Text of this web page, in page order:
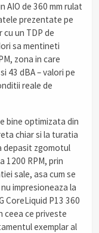
AIO de 360 mm rulat
prezentate pe
un TDP de
sa mentineti
zona in care
43 dBA – valori pe
reale de
bine optimizata din
chiar si la turatia
depasit zgomotul
1200 RPM, prin
sale, asa cum se
impresioneaza la
CoreLiquid P13 360
ceea ce priveste
exemplar al